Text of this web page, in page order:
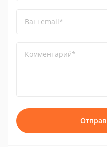
Ваш email*
Комментарий*